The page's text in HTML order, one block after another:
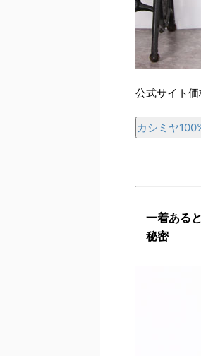
公式サイト
カシミヤ
一着ある
秘密